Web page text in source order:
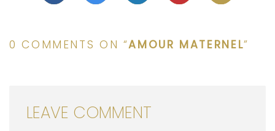
0 COMMENTS ON “AMOUR MATERNEL”
LEAVE COMMENT